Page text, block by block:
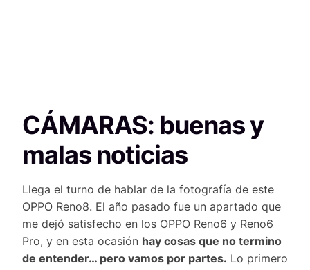
CÁMARAS: buenas y
malas noticias
Llega el turno de hablar de la fotografía de este
OPPO Reno8. El año pasado fue un apartado que
me dejó satisfecho en los OPPO Reno6 y Reno6
Pro, y en esta ocasión hay cosas que no termino
de entender… pero vamos por partes. Lo primero